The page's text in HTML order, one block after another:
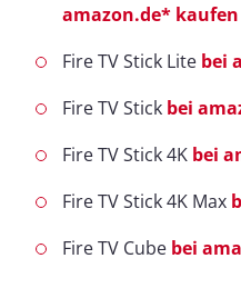
amazon.de* kaufen
Fire TV Stick Lite bei
Fire TV Stick bei
Fire TV Stick 4K bei
Fire TV Stick 4K Max
Fire TV Cube bei